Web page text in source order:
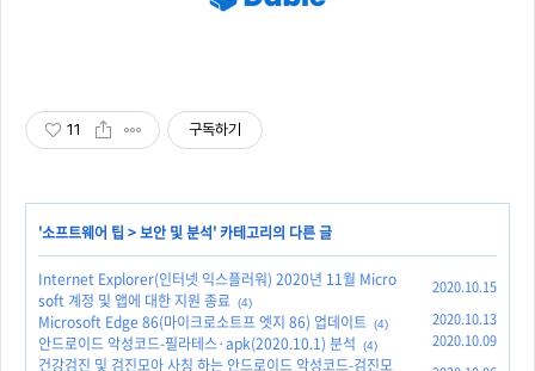
11 구독하기
'소프트웨어 팁 >보안 및 분석' 카테고리의 다른 글
Internet Explorer(인터넷 익스플러워) 2020년 11월 Micro
soft 계정 및 앱에 대한 지원 종료 (4)
2020.10.15
Microsoft Edge 86(마이크로소트프 엣지 86) 업데이트 (4) 2020.10.13
안드로이드 악성코드-필라테스·apk(2020.10.1) 분석 (4) 2020.10.09
건강검진 및 검진모아 사칭 하는 안드로이드 악성코드-검진모